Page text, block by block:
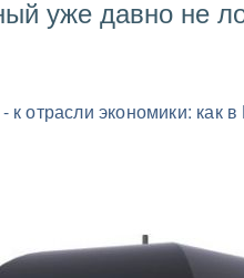
уже давно не
к отрасли экономики: как